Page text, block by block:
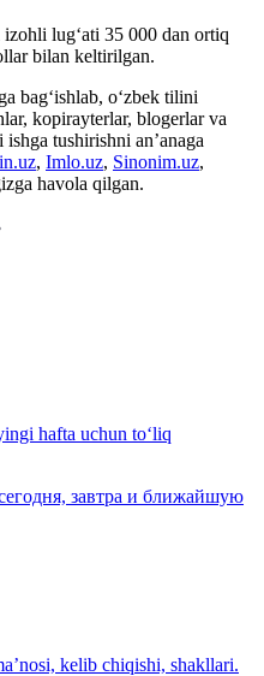
lug‘ati 35 000 dan ortiq
bilan keltirilgan.
bag‘ishlab, o‘zbek tilini
kopirayterlar, blogerlar va
tushirishni an’anaga
, Imlo.uz, Sinonim.uz,
havola qilgan.
hafta uchun to‘liq
завтра и ближайшую
kelib chiqishi, shakllari.